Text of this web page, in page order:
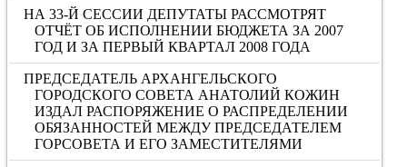
НА 33-Й СЕССИИ ДЕПУТАТЫ РАССМОТРЯТ
ОТЧЁТ ОБ ИСПОЛНЕНИИ БЮДЖЕТА ЗА 2007
ГОД И ЗА ПЕРВЫЙ КВАРТАЛ 2008 ГОДА
ПРЕДСЕДАТЕЛЬ АРХАНГЕЛЬСКОГО
ГОРОДСКОГО СОВЕТА АНАТОЛИЙ КОЖИН
ИЗДАЛ РАСПОРЯЖЕНИЕ О РАСПРЕДЕЛЕНИИ
ОБЯЗАННОСТЕЙ МЕЖДУ ПРЕДСЕДАТЕЛЕМ
ГОРСОВЕТА И ЕГО ЗАМЕСТИТЕЛЯМИ